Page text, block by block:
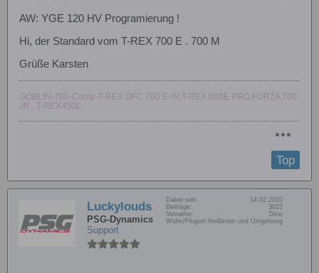
AW: YGE 120 HV Programierung !
Hi, der Standard vom T-REX 700 E . 700 M
Grüße Karsten
GOBLIN-700-Comp-T-REX DFC 700 E+N,T-REX 800E PRO,FORZA 700
JR , T-REX450L
Top
Luckylouds
PSG-Dynamics
Support
Dabei seit:
14.02.2010
Beiträge:
3023
Vorname:
Dino
Wohn/Flugort: Heilbronn und Umgebung